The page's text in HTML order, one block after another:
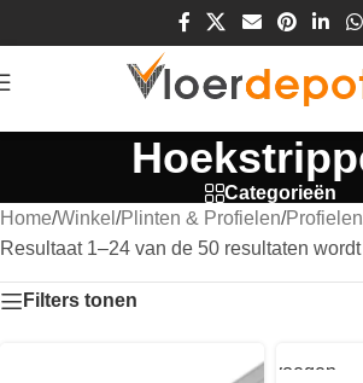
Categorieën
Home/Winkel /Plinten & Profielen/Profielen
Resultaat 1–24 van de 50 resultaten
Filters tonen
Toevoegen